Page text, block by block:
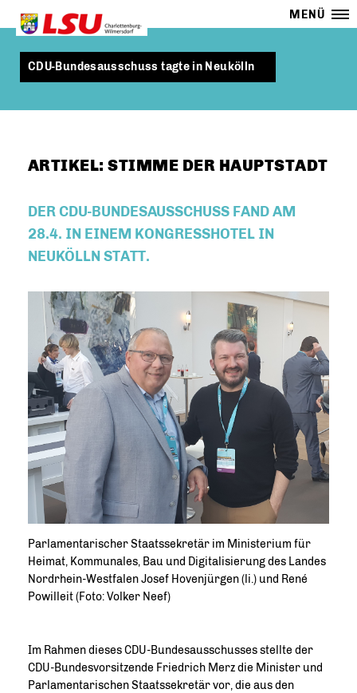
MENÜ
CDU-Bundesausschuss tagte in Neukölln
ARTIKEL: STIMME DER HAUPTSTADT
DER CDU-BUNDESAUSSCHUSS FAND AM
28.4. IN EINEM KONGRESSHOTEL IN
NEUKÖLLN STATT.
Parlamentarischer Staatssekretär im Ministerium für
Heimat, Kommunales, Bau und Digitalisierung des Landes
Nordrhein-Westfalen Josef Hovenjürgen (li.) und René
Powilleit (Foto: Volker Neef)
Im Rahmen dieses CDU-Bundesausschusses stellte der
CDU-Bundesvorsitzende Friedrich Merz die Minister und
Parlamentarischen Staatssekretär vor, die aus den